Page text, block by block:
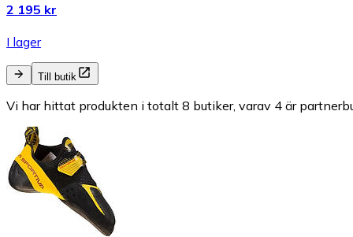
2 195 kr
I lager
Till butik
Vi har hittat produkten i totalt 8 butiker, varav 4 är